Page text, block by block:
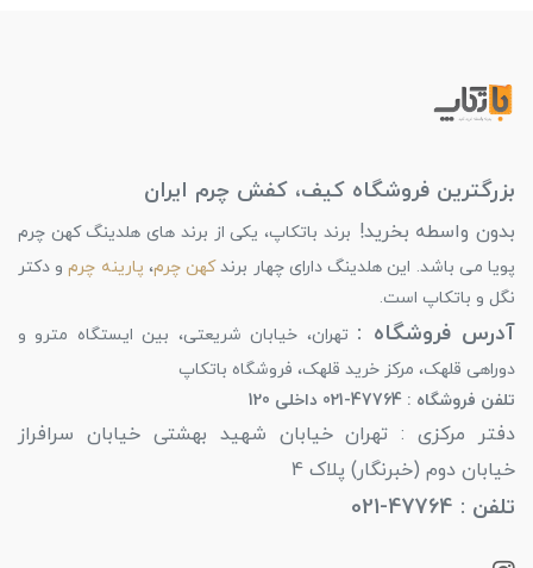
بزرگترین فروشگاه کیف، کفش چرم ایران
بدون واسطه بخرید! برند باتکاپ، یکی از برند های هلدینگ کهن چرم
پویا می باشد. این هلدینگ دارای چهار برندکهن چرم، پارینه چرمو دکتر
نگل و باتکاپ است.
آدرس فروشگاه : تهران، خیابان شریعتی، بین ایستگاه مترو و
دوراهی قلهک، مرکز خرید قلهک، فروشگاه باتکاپ
تلفن فروشگاه : 47764-021 داخلی 120
دفتر مرکزی : تهران خیابان شهید بهشتی خیابان سرافراز
خیابان دوم (خبرنگار) پلاک 4
تلفن : 47764-021